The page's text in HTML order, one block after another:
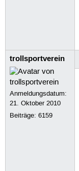
trollsportverein
Anmeldungsdatum:
21. Oktober 2010
Beiträge:6159